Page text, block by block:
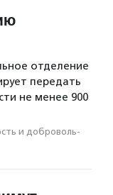
отделение
передать
не менее 900
и доброволь­